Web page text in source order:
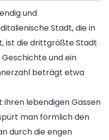
und
Stadt, die in
ist die drittgrößte Stadt
und ein
beträgt etwa
lebendigen Gassen
man förmlich den
durch die engen